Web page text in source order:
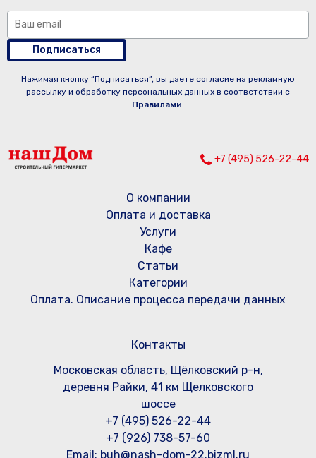
Подписаться
Нажимая кнопку “Подписаться”, вы даете согласие на рекламную
рассылку и обработку персональных данных в соответствии с
Правилами.
+7 (495) 526-22-44
О компании
Оплата и доставка
Услуги
Кафе
Статьи
Категории
Оплата. Описание процесса передачи данных
Контакты
Московская область, Щёлковский р-н,
деревня Райки, 41 км Щелковского
шоссе
+7 (495) 526-22-44
+7 (926) 738-57-60
Email: buh@nash-dom-22.bizml.ru